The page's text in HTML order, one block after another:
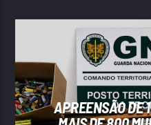
APREENSÃO DE